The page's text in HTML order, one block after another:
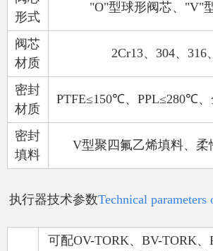
形式
"O"型球形阀芯、 "V"
阀芯
材质
2Cr13、 304、 316、
密封
材质
PTFE≤150℃、 PPL≤280℃
密封
填料
V型聚四氟乙烯填料、柔
执行器技术参数Technical parameters
可配OV-TORK、 BV-TORK、